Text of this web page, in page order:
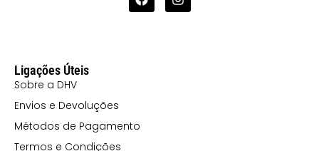
Ligações Úteis
Sobre a DHV
Envios e Devoluções
Métodos de Pagamento
Termos e Condições